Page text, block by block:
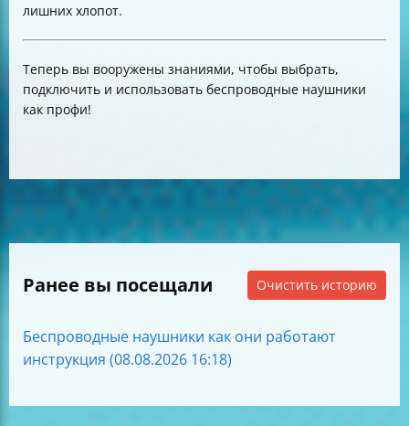
лишних хлопот.
Теперь вы вооружены знаниями, чтобы выбрать,
подключить и использовать беспроводные наушники
как профи!
Ранее вы посещали Очистить историю
Беспроводные наушники как они работают
инструкция (08.08.2026 16:18)